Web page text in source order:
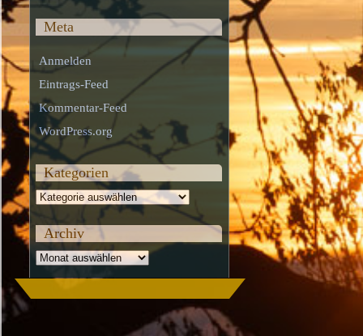
Meta
Anmelden
Eintrags-Feed
Kommentar-Feed
WordPress.org
Kategorien
Kategorien
Archiv
Archiv